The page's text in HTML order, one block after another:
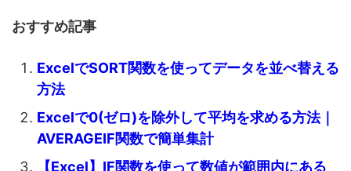
おすすめ記事
ExcelでSORT関数を使ってデータを並べ替える
方法
Excelで0(ゼロ)を除外して平均を求める方法｜
AVERAGEIF関数で簡単集計
【Excel】IF関数を使って数値が範囲内にある